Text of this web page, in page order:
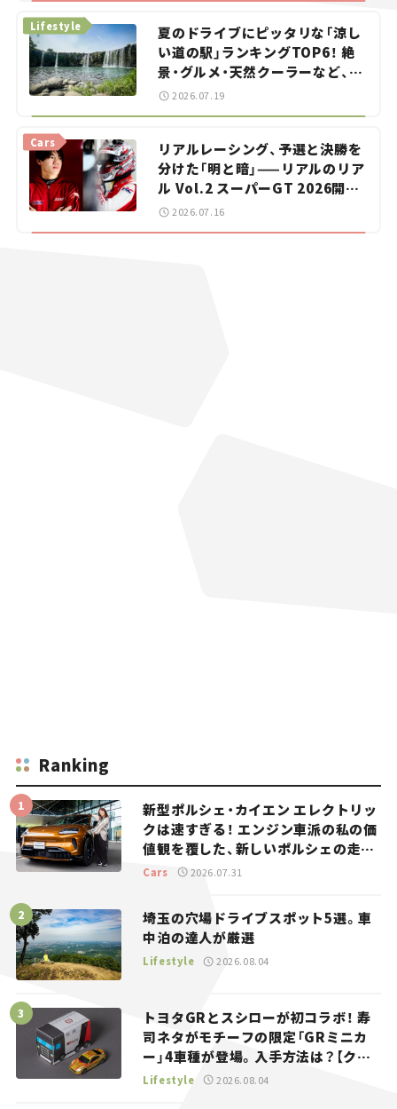
夏のドライブにピッタリな「涼し
い道の駅」ランキングTOP6！ 絶
景・グルメ・天然クーラーなど、避
暑におすすめのスポットを紹介
Lifestyle
2026.07.19
リアルレーシング、予選と決勝を
分けた「明と暗」——リアルのリア
ル Vol.2 スーパーGT 2026開幕
戦 岡山国際サーキット
Cars
2026.07.16
Ranking
新型ポルシェ・カイエン エレクトリッ
クは速すぎる！ エンジン車派の私の価
値観を覆した、新しいポルシェの走
り。
Cars 2026.07.31
埼玉の穴場ドライブスポット5選。車
中泊の達人が厳選
Lifestyle 2026.08.04
トヨタGRとスシローが初コラボ！ 寿
司ネタがモチーフの限定「GRミニカ
ー」4車種が登場。入手方法は？【クル
マとホビー】
Lifestyle 2026.08.04